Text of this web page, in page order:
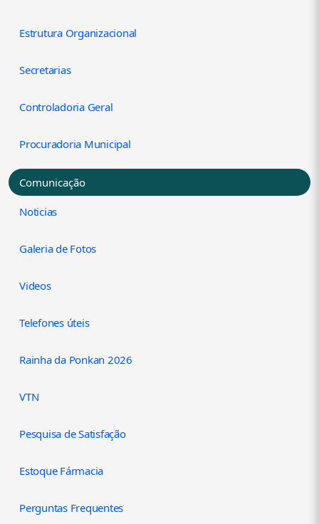
Estrutura Organizacional
Secretarias
Controladoria Geral
Procuradoria Municipal
Comunicação
Noticias
Galeria de Fotos
Videos
Telefones úteis
Rainha da Ponkan 2026
VTN
Pesquisa de Satisfação
Estoque Fármacia
Perguntas Frequentes